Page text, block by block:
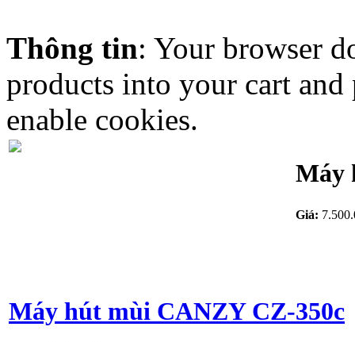
Thông tin: Your browser
products into your cart and
enable cookies.
Máy
Giá:
Máy hút mùi CANZY CZ-350c